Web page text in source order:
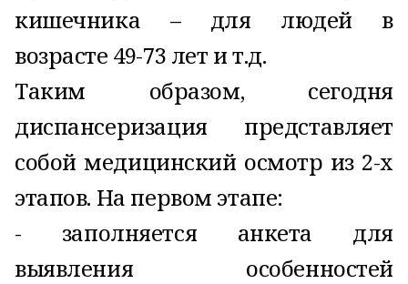
кишечника – для людей в
возрасте 49-73 лет и т.д.
Таким образом, сегодня
диспансеризация представляет
собой медицинский осмотр из 2-х
этапов. На первом этапе:
- заполняется анкета для
выявления особенностей